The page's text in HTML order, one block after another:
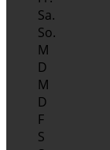
Sa.
So.
M
D
M
D
F
S